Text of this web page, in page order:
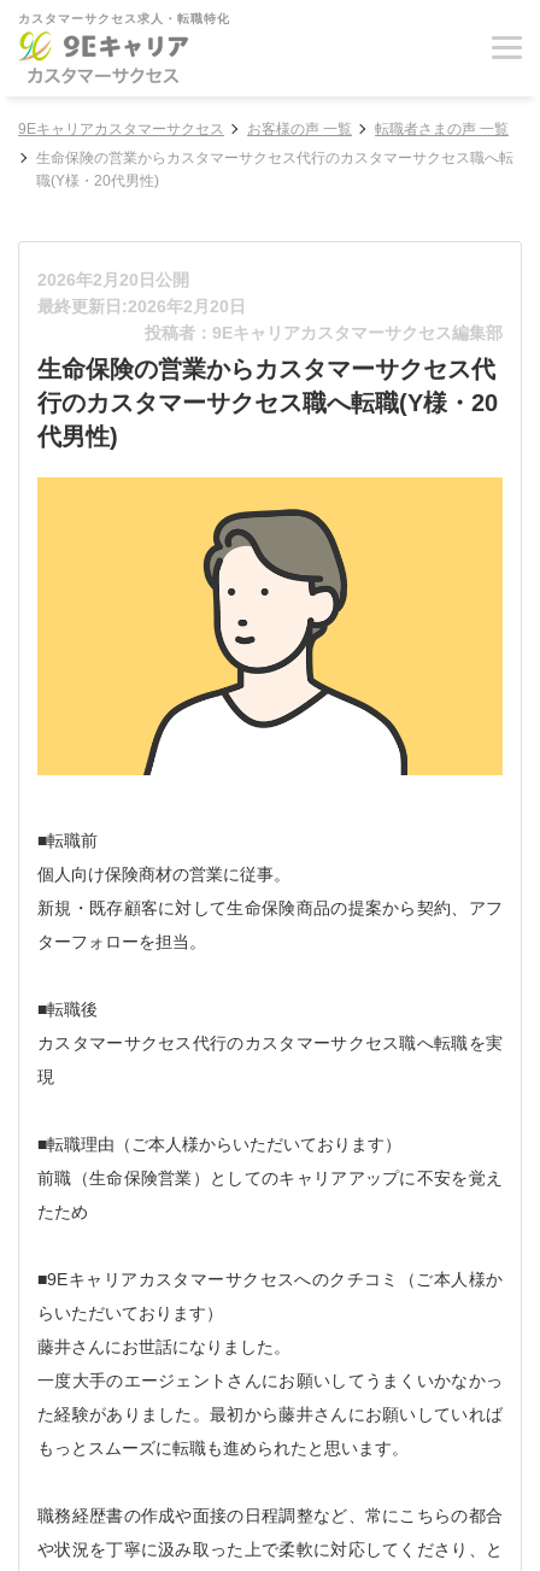
カスタマーサクセス求人・転職特化
9Eキャリアカスタマーサクセス お客様の声 一覧
転職者さまの声 一覧
生命保険の営業からカスタマーサクセス代行のカスタマーサクセス職へ転
職(Y様・20代男性)
2026年2月20日公開
最終更新日:2026年2月20日
投稿者：9Eキャリアカスタマーサクセス編集部
生命保険の営業からカスタマーサクセス代
行のカスタマーサクセス職へ転職(Y様・20
代男性)
■転職前
個人向け保険商材の営業に従事。
新規・既存顧客に対して生命保険商品の提案から契約、アフ
ターフォローを担当。
■転職後
カスタマーサクセス代行のカスタマーサクセス職へ転職を実
現
■転職理由（ご本人様からいただいております）
前職（生命保険営業）としてのキャリアアップに不安を覚え
たため
■9Eキャリアカスタマーサクセスへのクチコミ（ご本人様か
らいただいております）
藤井さんにお世話になりました。
一度大手のエージェントさんにお願いしてうまくいかなかっ
た経験がありました。最初から藤井さんにお願いしていれば
もっとスムーズに転職も進められたと思います。
職務経歴書の作成や面接の日程調整など、常にこちらの都合
や状況を丁寧に汲み取った上で柔軟に対応してくださり、と